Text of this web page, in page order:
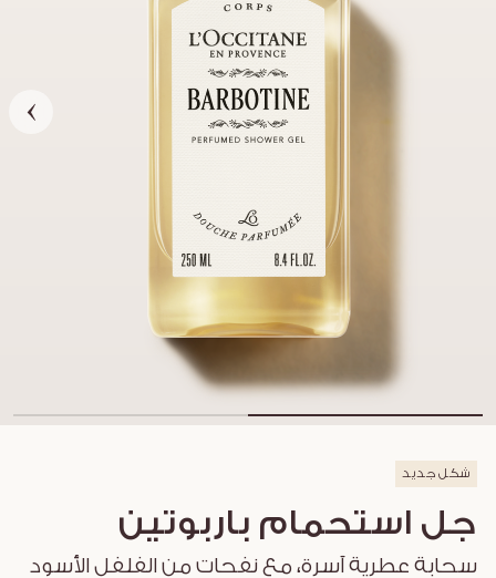
شكل جديد
جل استحمام باربوتين
سحابة عطرية آسرة، مع نفحات من الفلفل الأسود